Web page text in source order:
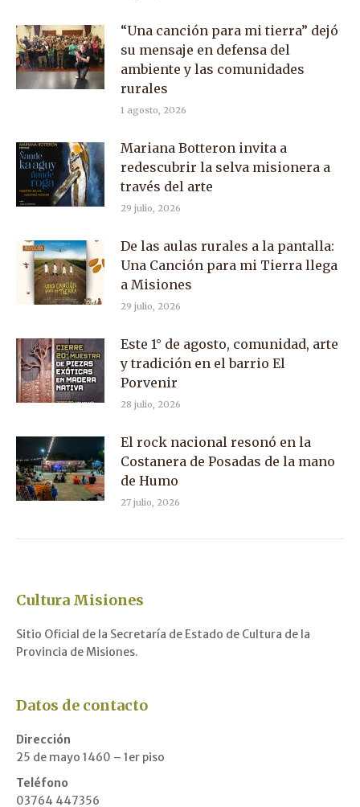
“Una canción para mi tierra” dejó
su mensaje en defensa del
ambiente y las comunidades
rurales
1 agosto, 2026
Mariana Botteron invita a
redescubrir la selva misionera a
través del arte
29 julio, 2026
De las aulas rurales a la pantalla:
Una Canción para mi Tierra llega
a Misiones
29 julio, 2026
Este 1° de agosto, comunidad, arte
y tradición en el barrio El
Porvenir
28 julio, 2026
El rock nacional resonó en la
Costanera de Posadas de la mano
de Humo
27 julio, 2026
Cultura Misiones
Sitio Oficial de la Secretaría de Estado de Cultura de la
Provincia de Misiones.
Datos de contacto
Dirección
25 de mayo 1460 – 1er piso
Teléfono
03764 447356